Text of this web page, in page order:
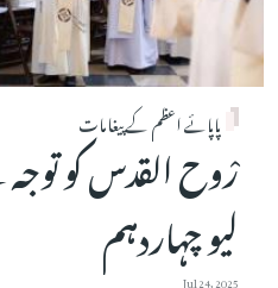
پاپائے اعظم کے پیغامات
رْوح القدس کو
لیو چہاردہم
Jul 24, 2025